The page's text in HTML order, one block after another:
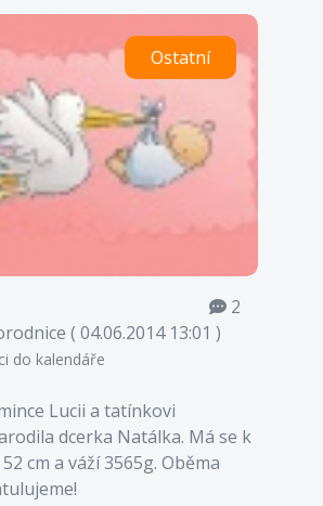
Ostatní
2
( 04.06.2014 13:01 )
do kalendáře
Lucii a tatínkovi
dcerka Natálka. Má se k
cm a váží 3565g. Oběma